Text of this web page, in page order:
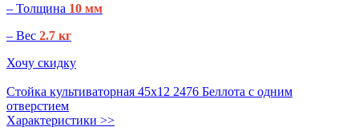
– Толщина 10 мм
– Вес 2.7 кг
Хочу скидку
Стойка культиваторная 45х12 2476 Беллота с одним
отверстием
Характеристики >>